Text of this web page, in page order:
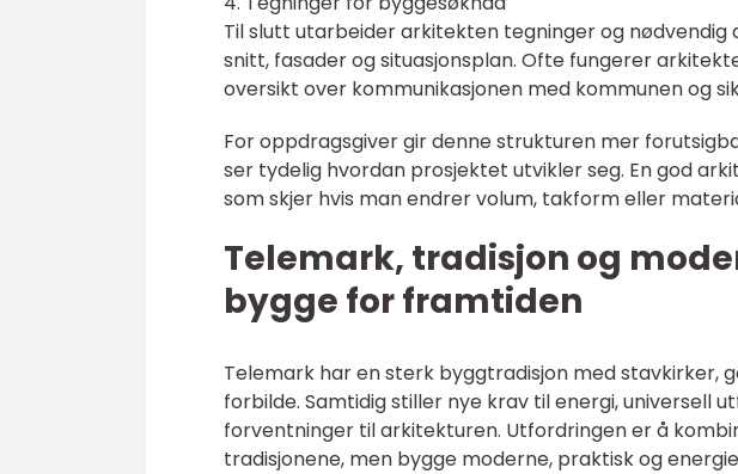
Til slutt utarbeider arkitekten tegninger og
snitt, fasader og situasjonsplan. Ofte fungerer
oversikt over kommunikasjonen med kommunen og
For oppdragsgiver gir denne strukturen mer
ser tydelig hvordan prosjektet utvikler seg. En god
som skjer hvis man endrer volum, takform eller
Telemark, tradisjon og
bygge for framtiden
Telemark har en sterk byggtradisjon med stavkirker,
forbilde. Samtidig stiller nye krav til energi, universell
forventninger til arkitekturen. Utfordringen er å
tradisjonene, men bygge moderne, praktisk og